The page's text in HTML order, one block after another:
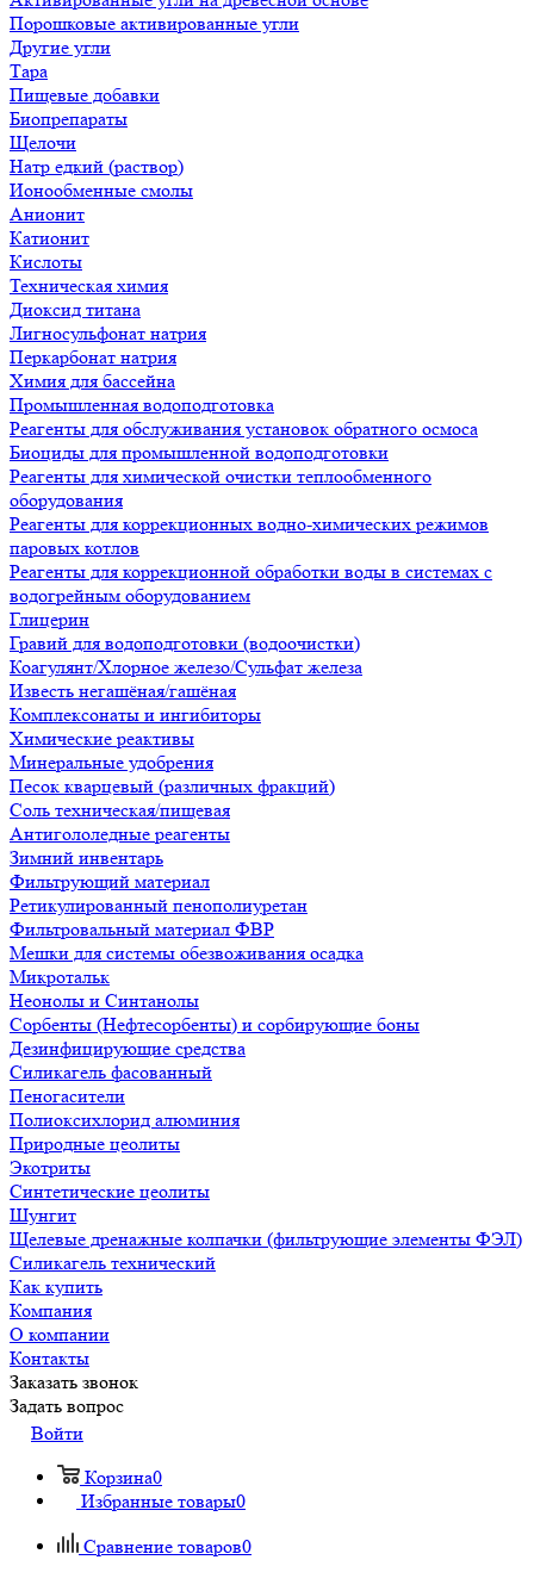
Порошковые активированные угли
Другие угли
Тара
Пищевые добавки
Биопрепараты
Щелочи
Натр едкий (раствор)
Ионообменные смолы
Анионит
Катионит
Кислоты
Техническая химия
Диоксид титана
Лигносульфонат натрия
Перкарбонат натрия
Химия для бассейна
Промышленная водоподготовка
Реагенты для обслуживания установок обратного осмоса
Биоциды для промышленной водоподготовки
Реагенты для химической очистки теплообменного
оборудования
Реагенты для коррекционных водно-химических режимов
паровых котлов
Реагенты для коррекционной обработки воды в системах с
водогрейным оборудованием
Глицерин
Гравий для водоподготовки (водоочистки)
Коагулянт/Хлорное железо/Сульфат железа
Известь негашёная/гашёная
Комплексонаты и ингибиторы
Химические реактивы
Минеральные удобрения
Песок кварцевый (различных фракций)
Соль техническая/пищевая
Антигололедные реагенты
Зимний инвентарь
Фильтрующий материал
Ретикулированный пенополиуретан
Фильтровальный материал ФВР
Мешки для системы обезвоживания осадка
Микротальк
Неонолы и Синтанолы
Сорбенты (Нефтесорбенты) и сорбирующие боны
Дезинфицирующие средства
Силикагель фасованный
Пеногасители
Полиокси­хлорид алюминия
Природные цеолиты
Экотриты
Синтетические цеолиты
Шунгит
Щелевые дренажные колпачки (фильтрующие элементы ФЭЛ)
Силикагель технический
Как купить
Компания
О компании
Контакты
Заказать звонок
Задать вопрос
Войти
Корзина0
Избранные товары0
Сравнение товаров0